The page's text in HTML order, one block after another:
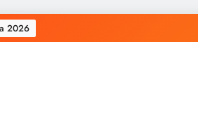
2026